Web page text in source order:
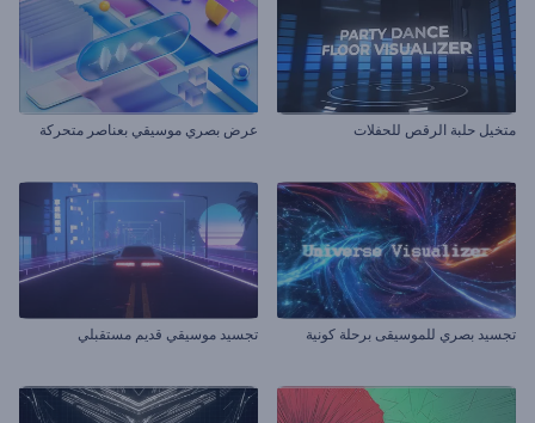
متخيل حلبة الرقص للحفلات عرض بصري موسيقي بعناصر متحركة
تجسيد بصري للموسيقى برحلة كونية تجسيد موسيقي قديم مستقبلي